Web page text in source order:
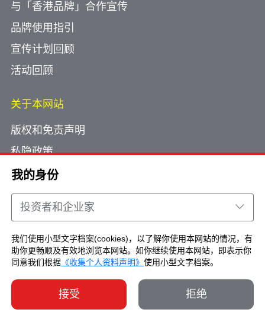
我的身份
投资者和企业家
我们使用小型文字档案(cookies)，以了解你使用本网站的情况，有
助你更畅顺及有效地浏览本网站。如你继续使用本网站，即表示你
同意我们根据 《收集个人资料声明》 使用小型文字档案。
接受 拒绝
与「香港品牌」合作宣传
品牌使用指引
宣传计划回顾
活动回顾
关于本网站
版权和免责声明
私隐政策
使用小型文字档案
网页指南
联络我们
Copyright © Brand Hong Kong. All Rights
Reserved.